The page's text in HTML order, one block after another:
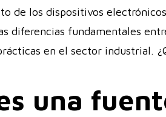
de los dispositivos
diferencias fundamentales
en el sector industrial.
una